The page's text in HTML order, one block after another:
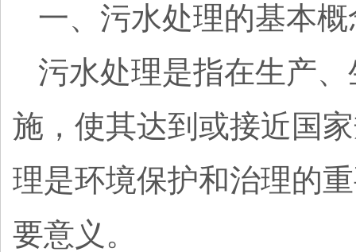
一、污水处理的基本概
污水处理是指在生产
施，使其达到或接近国
理是环境保护和治理的
要意义。